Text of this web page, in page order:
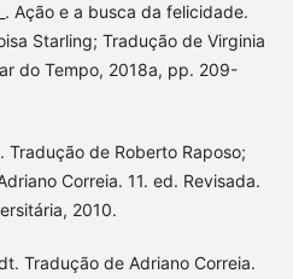
Ação e a busca da felicidade.
Starling; Tradução de Virginia
do Tempo, 2018a, pp. 209-
Tradução de Roberto Raposo;
Correia. 11. ed. Revisada.
2010.
Tradução de Adriano Correia.